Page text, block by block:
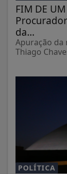
FIM DE
da...
Apuração
Thiago
POLÍTICA